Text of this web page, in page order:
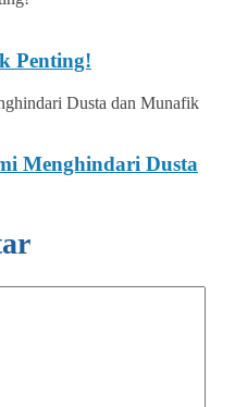
Penting!
Menghindari Dusta